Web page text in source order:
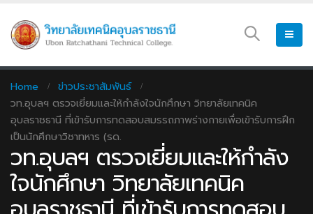
Home
ข่าวประชาสัมพันธ์
วท.อุบลฯ ตรวจเยี่ยมและให้กำลังใจนักศึกษา วิทยาลัยเทคนิค
อุบลราชธานี ที่เข้ารับการทดสอบสมรรถภาพร่างกายเพื่อเข้ารับการฝึก
เป็นนักศึกษาวิชาทหาร (รด.
วท.อุบลฯ ตรวจเยี่ยมและให้กำลัง
ใจนักศึกษา วิทยาลัยเทคนิค